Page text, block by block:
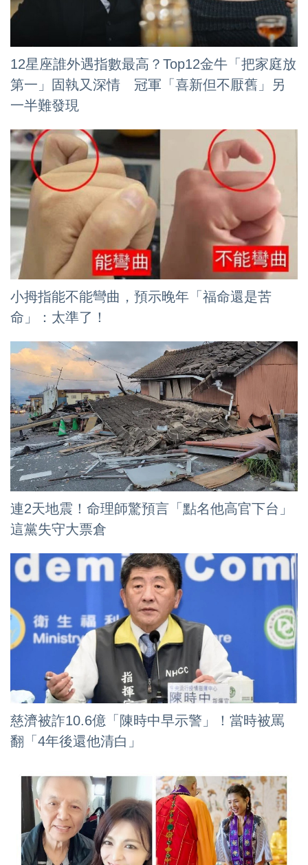
12星座誰外遇指數最高？Top12金牛「把家庭放
第一」固執又深情 冠軍「喜新但不厭舊」另
一半難發現
小拇指能不能彎曲，預示晚年「福命還是苦
命」：太準了！
連2天地震！命理師驚預言「點名他高官下台」
這黨失守大票倉
慈濟被詐10.6億「陳時中早示警」！當時被罵
翻「4年後還他清白」